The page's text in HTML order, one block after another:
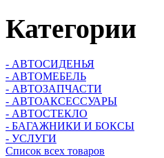
Категории
- АВТОСИДЕНЬЯ
- АВТОМЕБЕЛЬ
- АВТОЗАПЧАСТИ
- АВТОАКСЕССУАРЫ
- АВТОСТЕКЛО
- БАГАЖНИКИ И БОКСЫ
- УСЛУГИ
Список всех товаров